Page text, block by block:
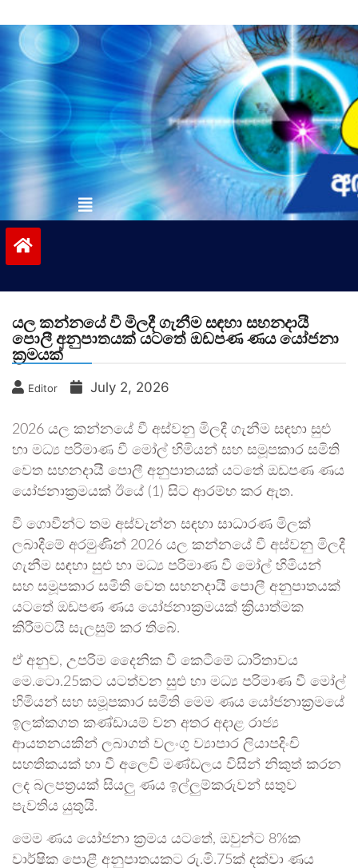
to
contentvinivida.lk
යල කන්නයේ වී මිලදී ගැනීම සඳහා සහනදායී
පොලී අනුපාතයක් යටතේ ඔඩපණ ණය යෝජනා
ක්‍රමයක්
Editor July 2, 2026
2026 යල කන්නයේ වී අස්වනු මිලදී ගැනීම සඳහා සුළු
හා මධ්‍ය පරිමාණ වී මෝල් හිමියන් සහ සමූපකාර සමිති
වෙත සහනදායී පොලී අනුපාතයක් යටතේ ඔඩපණ ණය
යෝජනාක්‍රමයක් ඊයේ (1) සිට ආරම්භ කර ඇත.
වී ගොවීන්ට තම අස්වැන්න සඳහා සාධාරණ මිලක්
ලබාදීමේ අරමුණින් 2026 යල කන්නයේ වී අස්වනු මිලදී
ගැනීම සඳහා සුළු හා මධ්‍ය පරිමාණ වී මෝල් හිමියන්
සහ සමූපකාර සමිති වෙත සහනදායී පොලී අනුපාතයක්
යටතේ ඔඩපණ ණය යෝජනාක්‍රමයක් ක්‍රියාත්මක
කිරීමටයි සැලසුම් කර තිබේ.
ඒ අනුව, උපරිම දෛනික වී කෙටීමේ ධාරිතාවය
මෙ.ටො.25කට යටත්වන සුළු හා මධ්‍ය පරිමාණ වී මෝල්
හිමියන් සහ සමූපකාර සමිති මෙම ණය යෝජනාක්‍රමයේ
ඉලක්කගත කණ්ඩායම් වන අතර අදාළ රාජ්‍ය
ආයතනයකින් ලබාගත් වලංගු ව්‍යාපාර ලියාපදිංචි
සහතිකයක් හා වී අලෙවි මණ්ඩලය විසින් නිකුත් කරන
ලද බලපත්‍රයක් සියලු ණය ඉල්ලුම්කරුවන් සතුව
පැවතිය යුතුයි.
මෙම ණය යෝජනා ක්‍රමය යටතේ, ඔවුන්ට 8%ක
වාර්ෂික පොළී අනුපාතයකට රු.මි.75ක් දක්වා ණය